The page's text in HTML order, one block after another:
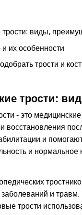
виды,
и их особенности
трости и
трости:
- это
восстановления
и
и нормальное
и
трости